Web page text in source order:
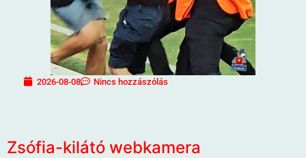
2026-08-08 Nincs hozzászólás
Zsófia-kilátó webkamera